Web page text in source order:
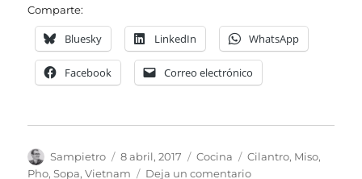
Comparte:
Bluesky LinkedIn WhatsApp
Facebook Correo electrónico
Autor
Sampietro
Publicado
el
8 abril, 2017 Categorías
Cocina Etiquetas
Cilantro, Miso,
Pho,Sopa,Vietnam Deja un comentarioen